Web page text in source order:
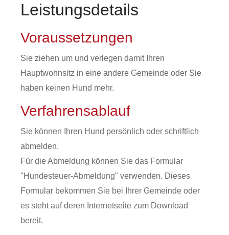
Leistungsdetails
Voraussetzungen
Sie ziehen um und verlegen damit Ihren
Hauptwohnsitz in eine andere Gemeinde oder Sie
haben keinen Hund mehr.
Verfahrensablauf
Sie können Ihren Hund persönlich oder schriftlich
abmelden.
Für die Abmeldung können Sie das Formular
"Hundesteuer-Abmeldung" verwenden. Dieses
Formular bekommen Sie bei Ihrer Gemeinde oder
es steht auf deren Internetseite zum Download
bereit.